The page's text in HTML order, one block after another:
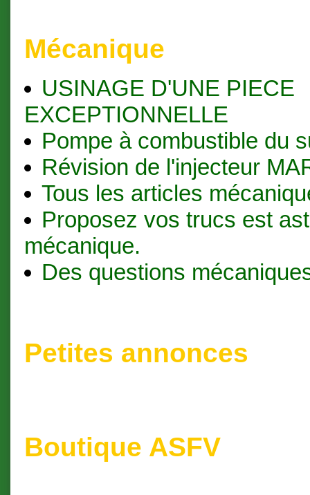
Mécanique
USINAGE D'UNE PIECE
EXCEPTIONNELLE
Pompe à combustible du
Révision de l'injecteur
Tous les articles
Proposez vos trucs est
mécanique.
Des questions
Petites annonces
Boutique ASFV